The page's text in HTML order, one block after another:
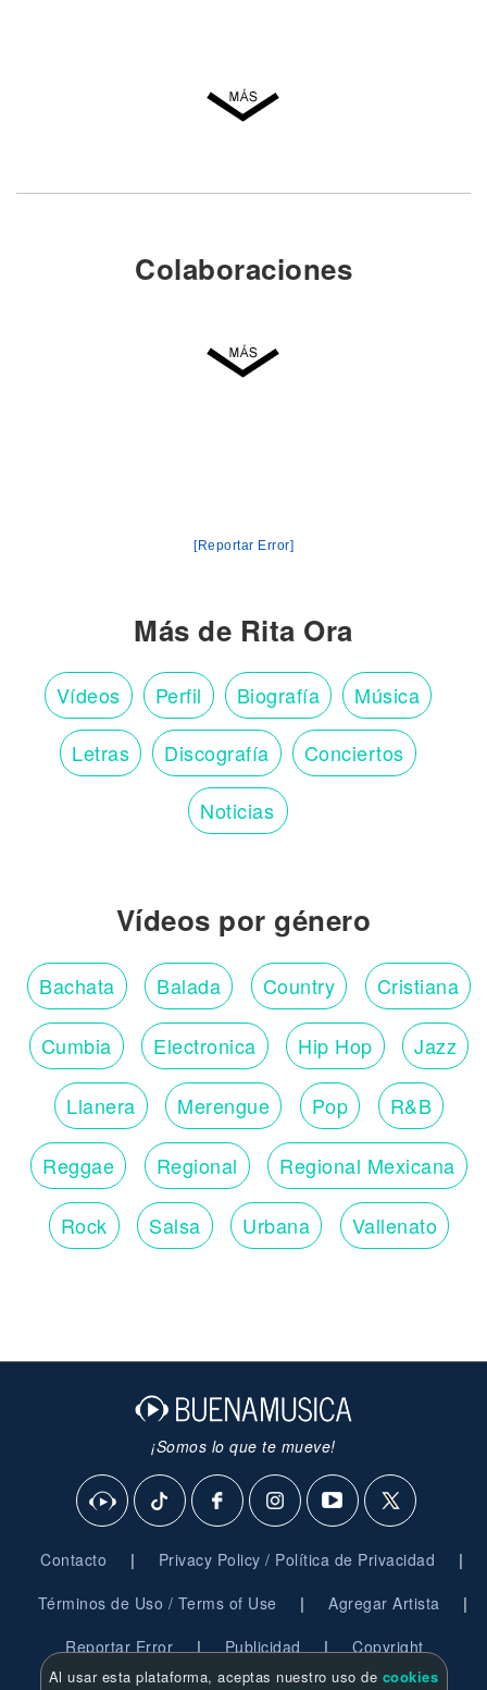
Colaboraciones
[Reportar Error]
Más de Rita Ora
Vídeos Perfil Biografía Música
Letras Discografía Conciertos
Noticias
Vídeos por género
Bachata Balada Country Cristiana
Cumbia Electronica Hip Hop Jazz
Llanera Merengue Pop R&B
Reggae Regional Regional Mexicana
Rock Salsa Urbana Vallenato
¡Somos lo que te mueve!
Contacto | Privacy Policy / Política de Privacidad |
Términos de Uso / Terms of Use | Agregar Artista |
Reportar Error | Publicidad | Copyright
Al usar esta plataforma, aceptas nuestro uso de cookies